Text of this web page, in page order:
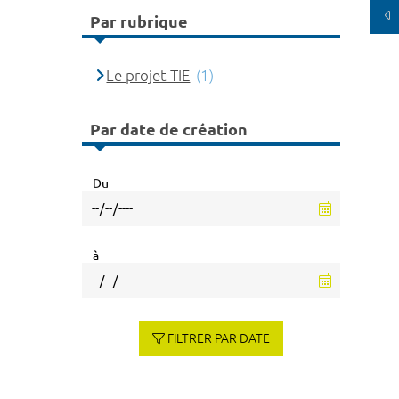
Par rubrique
Le projet TIE (1)
Par date de création
Du
à
FILTRER PAR DATE